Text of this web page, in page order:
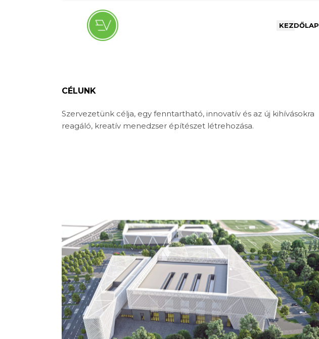
KEZDŐLAP
CÉLUNK
Szervezetünk célja, egy fenntartható, innovatív és az új kihívásokra
reagáló, kreatív menedzser építészet létrehozása.